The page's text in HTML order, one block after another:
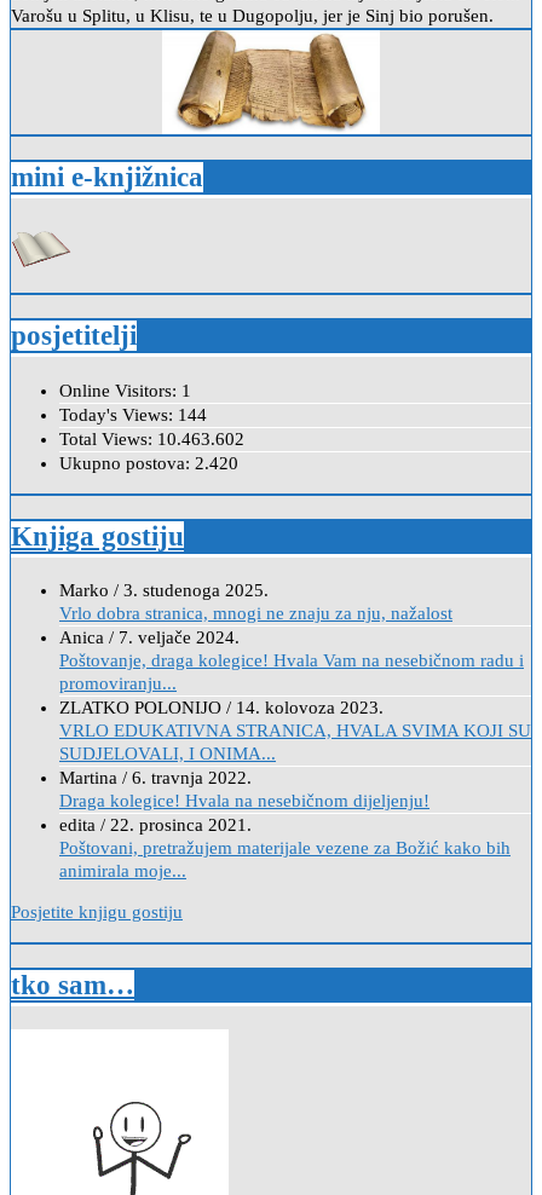
Varošu u Splitu, u Klisu, te u Dugopolju, jer je Sinj bio porušen.
mini e-knjižnica
posjetitelji
Online Visitors: 1
Today's Views: 144
Total Views: 10.463.602
Ukupno postova: 2.420
Knjiga gostiju
Marko / 3. studenoga 2025.
Vrlo dobra stranica, mnogi ne znaju za nju, nažalost
Anica / 7. veljače 2024.
Poštovanje, draga kolegice! Hvala Vam na nesebičnom radu i
promoviranju...
ZLATKO POLONIJO / 14. kolovoza 2023.
VRLO EDUKATIVNA STRANICA, HVALA SVIMA KOJI SU
SUDJELOVALI, I ONIMA...
Martina / 6. travnja 2022.
Draga kolegice! Hvala na nesebičnom dijeljenju!
edita / 22. prosinca 2021.
Poštovani, pretražujem materijale vezene za Božić kako bih
animirala moje...
Posjetite knjigu gostiju
tko sam…